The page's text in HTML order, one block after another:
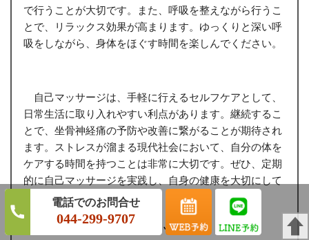
044-299-9707
で行うことが大切です。また、呼吸を整えながら行うこ
とで、リラックス効果が高まります。ゆっくりと深い呼
吸をしながら、身体をほぐす時間を楽しんでください。
自己マッサージは、手軽に行えるセルフケアとして、
日常生活に取り入れやすい利点があります。継続するこ
とで、坐骨神経痛の予防や改善に繋がることが期待され
ます。ストレスが溜まる現代社会において、自分の体を
ケアする時間を持つことは非常に大切です。ぜひ、定期
的に自己マッサージを実践し、自身の健康を大切にして
いきましょう。
ストレッチ